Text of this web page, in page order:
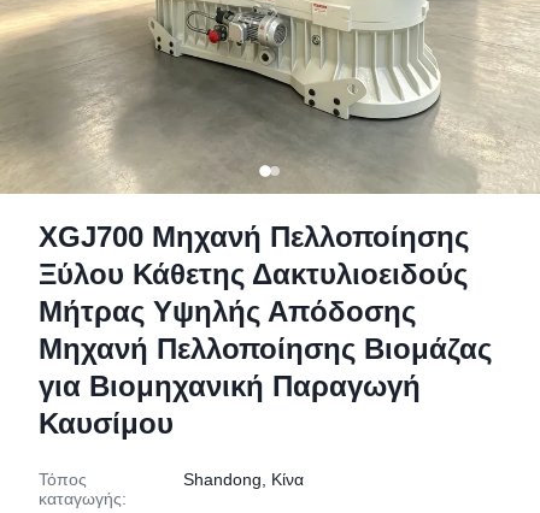
XGJ700 Μηχανή Πελλοποίησης
Ξύλου Κάθετης Δακτυλιοειδούς
Μήτρας Υψηλής Απόδοσης
Μηχανή Πελλοποίησης Βιομάζας
για Βιομηχανική Παραγωγή
Καυσίμου
Τόπος
καταγωγής:
Shandong, Κίνα